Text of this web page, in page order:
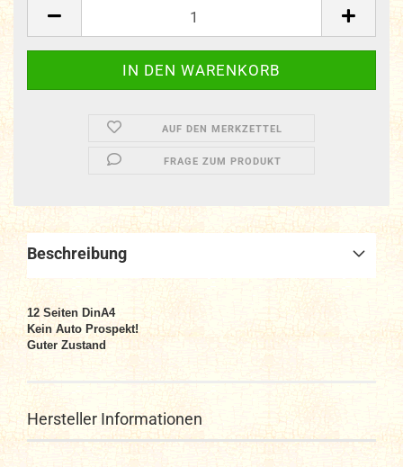
AUF DEN MERKZETTEL
FRAGE ZUM PRODUKT
Beschreibung
12 Seiten DinA4
Kein Auto Prospekt!
Guter Zustand
Hersteller Informationen